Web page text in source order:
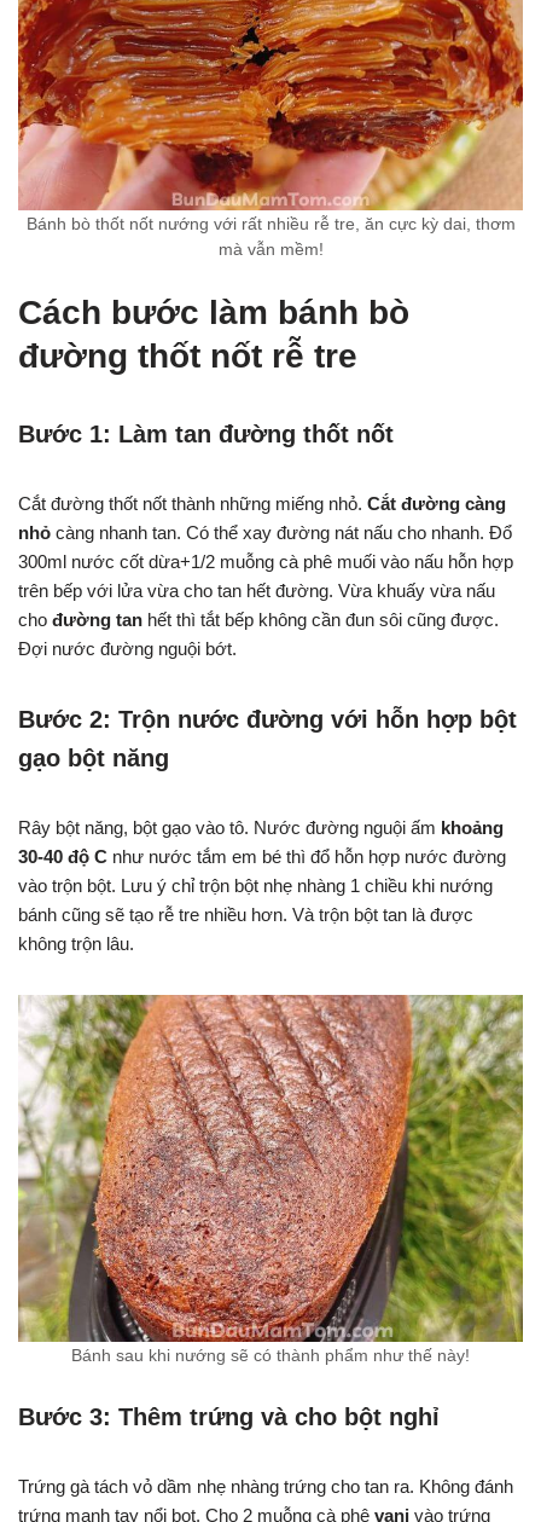
Bánh bò thốt nốt nướng với rất nhiều rễ tre, ăn cực kỳ dai, thơm
mà vẫn mềm!
Cách bước làm bánh bò
đường thốt nốt rễ tre
Bước 1: Làm tan đường thốt nốt
Cắt đường thốt nốt thành những miếng nhỏ. Cắt đường càng
nhỏ càng nhanh tan. Có thể xay đường nát nấu cho nhanh. Đổ
300ml nước cốt dừa+1/2 muỗng cà phê muối vào nấu hỗn hợp
trên bếp với lửa vừa cho tan hết đường. Vừa khuấy vừa nấu
cho đường tan hết thì tắt bếp không cần đun sôi cũng được.
Đợi nước đường nguội bớt.
Bước 2: Trộn nước đường với hỗn hợp bột
gạo bột năng
Rây bột năng, bột gạo vào tô. Nước đường nguội ấm khoảng
30-40 độ C như nước tắm em bé thì đổ hỗn hợp nước đường
vào trộn bột. Lưu ý chỉ trộn bột nhẹ nhàng 1 chiều khi nướng
bánh cũng sẽ tạo rễ tre nhiều hơn. Và trộn bột tan là được
không trộn lâu.
Bánh sau khi nướng sẽ có thành phẩm như thế này!
Bước 3: Thêm trứng và cho bột nghỉ
Trứng gà tách vỏ dầm nhẹ nhàng trứng cho tan ra. Không đánh
trứng mạnh tay nổi bọt. Cho 2 muỗng cà phê vani vào trứng